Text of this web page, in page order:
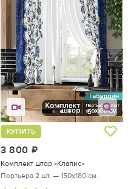
3 800
КУПИТЬ
Комплект штор «Клапис»
Портьера 2 шт. — 150х180 см.